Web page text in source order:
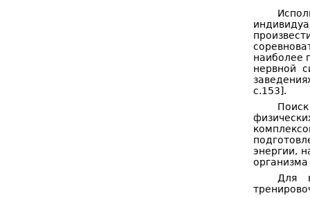
наиболее
нервной
с.153].
энергии,
Для